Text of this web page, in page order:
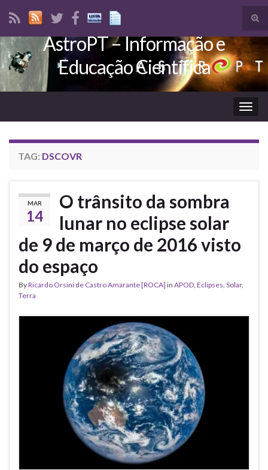
Search for:
AstroPT – Informação e
Educação Científica
TAG: DSCOVR
MAR
14
O trânsito da sombra
lunar no eclipse solar
de 9 de março de 2016 visto
do espaço
ByRicardo Orsini de Castro Amarante [ROCA] in APOD, Eclipses, Solar,
Terra